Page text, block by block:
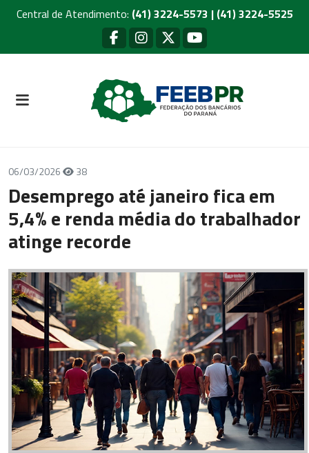
Central de Atendimento: (41) 3224-5573 | (41) 3224-5525
06/03/2026 38
Desemprego até janeiro fica em
5,4% e renda média do trabalhador
atinge recorde